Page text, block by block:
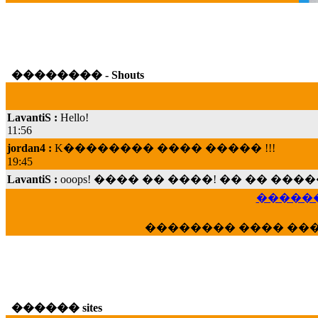
�������� - Shouts
11:56
jordan4 :
19:45
LavantiS :
���; ���� ��� ��� �������� ����
veronica :E���� 2012 ��� ����� ���
�������� ����
������ sites